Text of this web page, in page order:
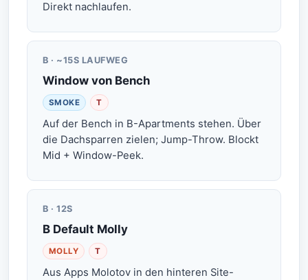
Direkt nachlaufen.
B · ~15S LAUFWEG
Window von Bench
SMOKE T
Auf der Bench in B-Apartments stehen. Über
die Dachsparren zielen; Jump-Throw. Blockt
Mid + Window-Peek.
B · 12S
B Default Molly
MOLLY T
Aus Apps Molotov in den hinteren Site-